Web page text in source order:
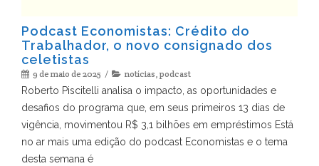
Podcast Economistas: Crédito do
Trabalhador, o novo consignado dos
celetistas
9 de maio de 2025 notícias, podcast
Roberto Piscitelli analisa o impacto, as oportunidades e
desafios do programa que, em seus primeiros 13 dias de
vigência, movimentou R$ 3,1 bilhões em empréstimos Está
no ar mais uma edição do podcast Economistas e o tema
desta semana é